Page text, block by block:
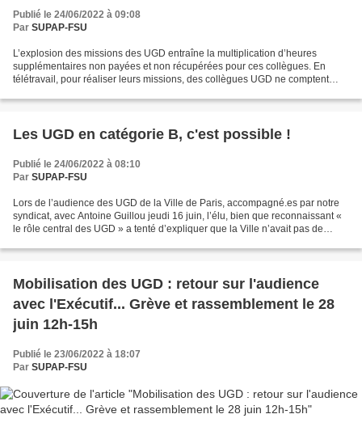
Publié le 24/06/2022 à 09:08
Par SUPAP-FSU
L’explosion des missions des UGD entraîne la multiplication d’heures
supplémentaires non payées et non récupérées pour ces collègues. En
télétravail, pour réaliser leurs missions, des collègues UGD ne comptent
Les UGD en catégorie B, c'est possible !
Publié le 24/06/2022 à 08:10
Par SUPAP-FSU
Lors de l’audience des UGD de la Ville de Paris, accompagné.es par notre
syndicat, avec Antoine Guillou jeudi 16 juin, l’élu, bien que reconnaissant «
le rôle central des UGD » a tenté d’expliquer que la Ville n’avait pas de
Mobilisation des UGD : retour sur l'audience
avec l'Exécutif... Grève et rassemblement le 28
juin 12h-15h
Publié le 23/06/2022 à 18:07
Par SUPAP-FSU